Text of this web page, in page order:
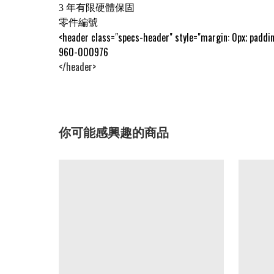
3 年有限硬體保固
零件編號
<header class="specs-header" style="margin: 0px;
960-000976
</header>
你可能感興趣的商品